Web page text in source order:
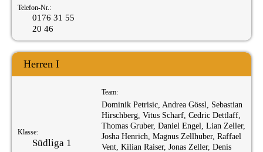
Telefon-Nr.:
0176 31 55
20 46
Herren I
Klasse:
Südliga 1
Team:
Dominik Petrisic, Andrea Gössl, Sebastian
Hirschberg, Vitus Scharf, Cedric Dettlaff,
Thomas Gruber, Daniel Engel, Lian Zeller,
Josha Henrich, Magnus Zellhuber, Raffael
Vent, Kilian Raiser, Jonas Zeller, Denis